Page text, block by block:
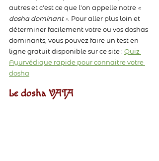
autres et c'est ce que l'on appelle notre «
dosha dominant ». Pour aller plus loin et
déterminer facilement votre ou vos doshas
dominants, vous pouvez faire un test en
ligne gratuit disponible sur ce site : Quiz
Ayurvédique rapide pour connaitre votre
dosha
Le dosha VATA